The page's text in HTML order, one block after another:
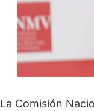
La Comisión